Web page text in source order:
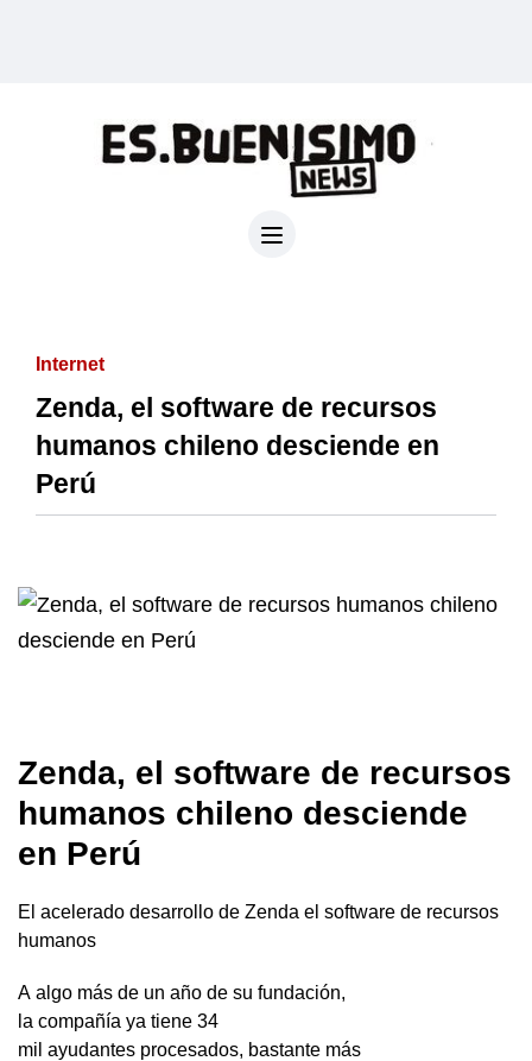
Internet
Zenda, el software de recursos
humanos chileno desciende en
Perú
Zenda, el software de recursos
humanos chileno desciende
en Perú
El acelerado desarrollo de Zenda el software de recursos
humanos
A algo más de un año de su fundación,
la compañía ya tiene 34
mil ayudantes procesados, bastante más